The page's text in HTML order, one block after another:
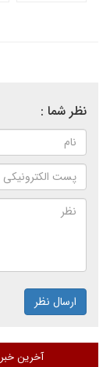
نظر شما :
ارسال نظر
آخرین